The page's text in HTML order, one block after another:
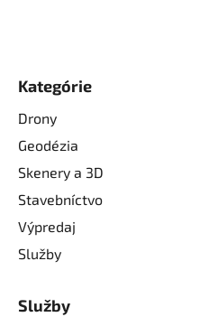
Kategórie
Drony
Geodézia
Skenery a 3D
Stavebníctvo
Výpredaj
Služby
Služby